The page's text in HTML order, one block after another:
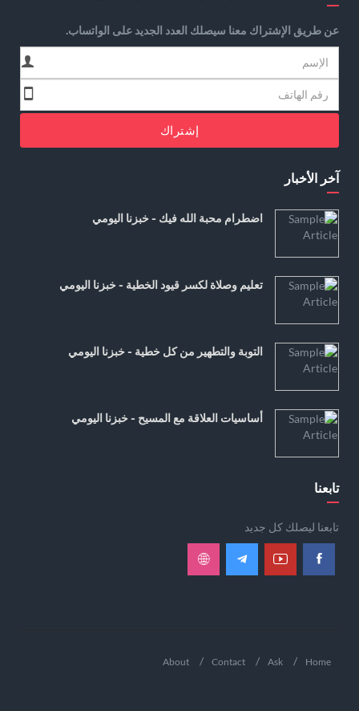
عن طريق الإشتراك معنا سيصلك العدد الجديد على الواتساب.
إشتراك
آخر الأخبار
اضطرام محبة الله فيك - خبزنا اليومي
تعليم وصلاة لكسر قيود الخطية - خبزنا اليومي
التوبة والتطهير من كل خطية - خبزنا اليومي
أساسيات العلاقة مع المسيح - خبزنا اليومي
تابعنا
تابعنا ليصلك كل جديد
Home
Ask
Contact
About